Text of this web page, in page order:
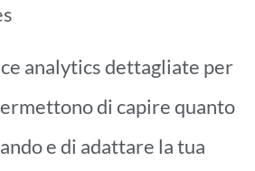
analytics dettagliate per
di capire quanto
e di adattare la tua